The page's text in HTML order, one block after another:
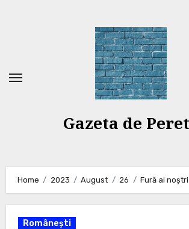
Gazeta de
Home 2023 August 26 Fură ai
Românești